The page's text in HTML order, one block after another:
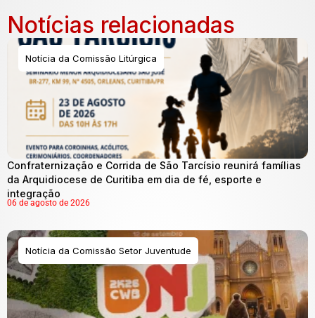
Notícias relacionadas
Notícia da Comissão Litúrgica
Confraternização e Corrida de São Tarcísio reunirá famílias
da Arquidiocese de Curitiba em dia de fé, esporte e
integração
06 de agosto de 2026
Notícia da Comissão Setor Juventude